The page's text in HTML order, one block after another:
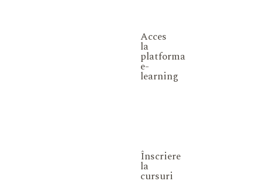
Acces
la
platforma
e-
learning
Înscriere
la
cursuri